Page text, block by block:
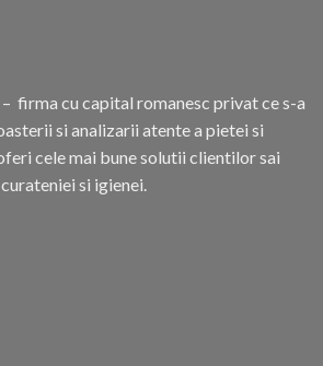
– firma cu capital romanesc privat ce s-a
si analizarii atente a pietei si
cele mai bune solutii clientilor sai
si igienei.